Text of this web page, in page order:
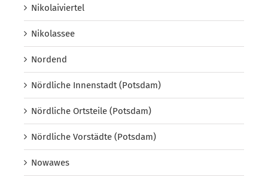
Nikolaiviertel
Nikolassee
Nordend
Nördliche Innenstadt (Potsdam)
Nördliche Ortsteile (Potsdam)
Nördliche Vorstädte (Potsdam)
Nowawes